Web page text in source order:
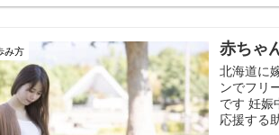
み方 赤ちゃ
北海道に
ンでフリ
です 妊娠
応援する